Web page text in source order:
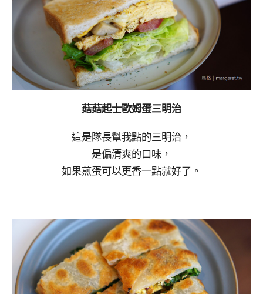
菇菇起士歐姆蛋三明治
這是隊長幫我點的三明治，
是偏清爽的口味，
如果煎蛋可以更香一點就好了。